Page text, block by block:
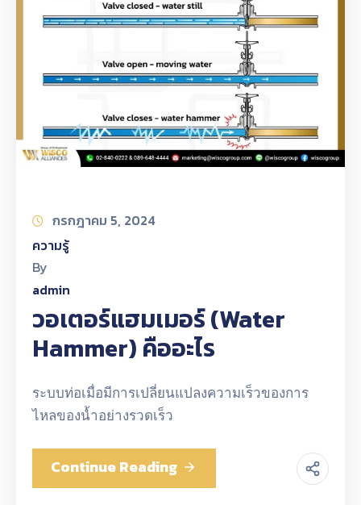
กรกฎาคม 5, 2024
ความรู้
By
admin
วอเตอร์แฮมเมอร์ (Water
Hammer) คืออะไร
ระบบท่อเมื่อมีการเปลี่ยนแปลงความเร็วของการ
ไหลของน้ำอย่างรวดเร็ว
Continue Reading